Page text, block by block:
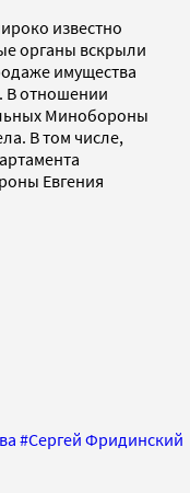
известно
органы вскрыли
имущества
отношении
Минобороны
В том числе,
Евгения
#Сергей Фридинский